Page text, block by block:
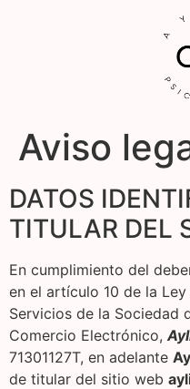
Aviso
DATOS
TITULAR DEL
En cumplimiento del
en el artículo 10 de la
Servicios de la Sociedad
Comercio Electrónico,
71301127T, en adelante
de titular del sitio web